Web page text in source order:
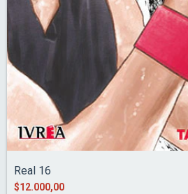
Real 16
$12.000,00